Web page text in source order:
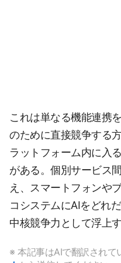
これは単なる機能連携
のために直接競争する
ラットフォーム内に入
がある。個別サービス
え、スマートフォンや
コシステムにAIをどれ
中核競争力として浮上
※ 本記事はAIで翻訳されて